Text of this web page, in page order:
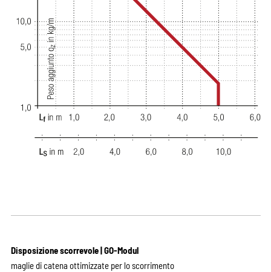
Disposizione scorrevole | GO-Modul
maglie di catena ottimizzate per lo scorrimento